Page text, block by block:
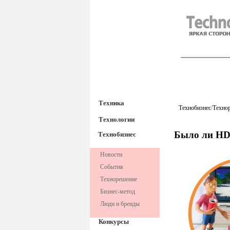
Техника
Технологии
Технобизнес
Новости
События
Технорешение
Бизнес-метод
Люди и бренды
Конкурсы
Технобизнес/
Было ли